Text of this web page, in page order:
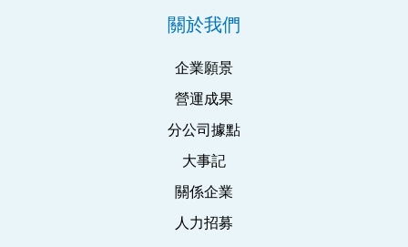
關於我們
企業願景
營運成果
分公司據點
大事記
關係企業
人力招募